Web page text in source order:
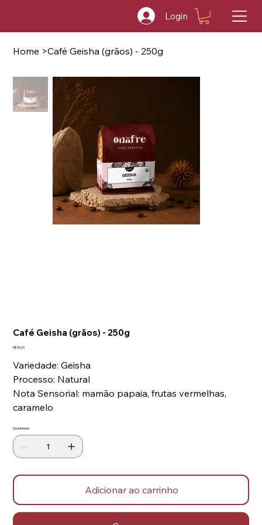
Login
Home >Café Geisha (grãos) - 250g
Café Geisha (grãos) - 250g
Preço
R$ 55,00
Variedade: Geisha
Processo: Natural
Nota Sensorial: mamão papaia, frutas vermelhas,
caramelo
Quantidade
Adicionar ao carrinho